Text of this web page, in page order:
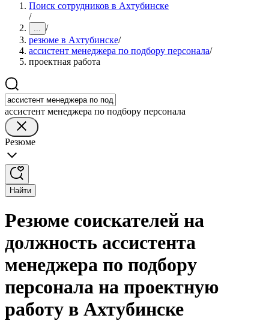
Поиск сотрудников в Ахтубинске
/
... /
резюме в Ахтубинске/
ассистент менеджера по подбору персонала/
проектная работа
ассистент менеджера по подбору персонала
Резюме
Найти
Резюме соискателей на
должность ассистента
менеджера по подбору
персонала на проектную
работу в Ахтубинске